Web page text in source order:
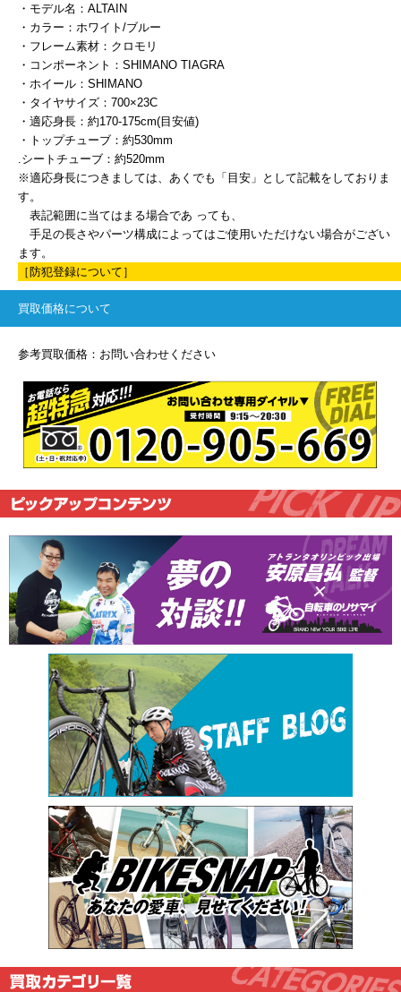
・モデル名：ALTAIN
・カラー：ホワイト/ブルー
・フレーム素材：クロモリ
・コンポーネント：SHIMANO TIAGRA
・ホイール：SHIMANO
・タイヤサイズ：700×23C
・適応身長：約170-175cm(目安値)
・トップチューブ：約530mm
.シートチューブ：約520mm
※適応身長につきましては、あくでも「目安」として記載をしておりま
す。
表記範囲に当てはまる場合であ っても、
手足の長さやパーツ構成によってはご使用いただけない場合がござい
ます。
［防犯登録について］
買取価格について
参考買取価格：お問い合わせください